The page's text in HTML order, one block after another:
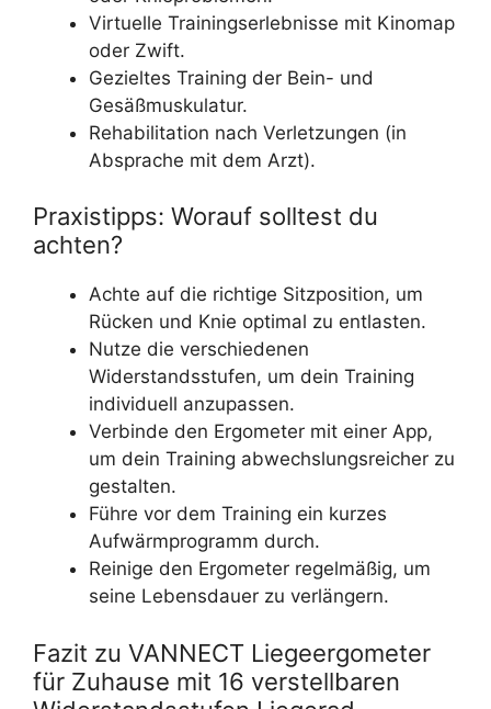
Virtuelle Trainingserlebnisse mit Kinomap
oder Zwift.
Gezieltes Training der Bein- und
Gesäßmuskulatur.
Rehabilitation nach Verletzungen (in
Absprache mit dem Arzt).
Praxistipps: Worauf solltest du
achten?
Achte auf die richtige Sitzposition, um
Rücken und Knie optimal zu entlasten.
Nutze die verschiedenen
Widerstandsstufen, um dein Training
individuell anzupassen.
Verbinde den Ergometer mit einer App,
um dein Training abwechslungsreicher zu
gestalten.
Führe vor dem Training ein kurzes
Aufwärmprogramm durch.
Reinige den Ergometer regelmäßig, um
seine Lebensdauer zu verlängern.
Fazit zu VANNECT Liegeergometer
für Zuhause mit 16 verstellbaren